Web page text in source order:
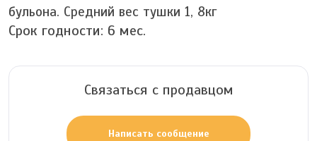
бульона. Средний вес тушки 1, 8кг
Срок годности: 6 мес.
Связаться с продавцом
Написать сообщение